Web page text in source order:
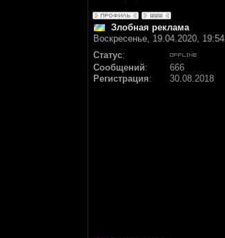
Злобная реклама
Воскресенье, 19.04.2020, 19:54
Статус:
Сообщений:
666
Регистрация: 30.08.2018